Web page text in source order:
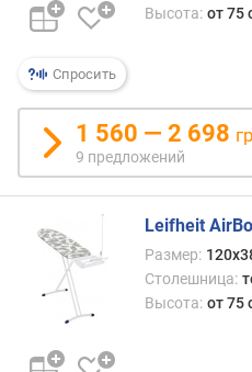
г
)
д
л
и
н
а
к
б
л
м
Спросить
Высота: от 75
1 560 — 2 698
9 предложений
Leifheit
Размер:
Столешница:
Высота: от 75